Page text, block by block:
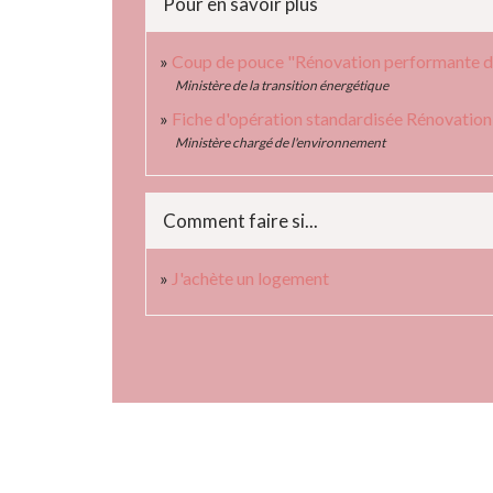
Coup de pouce "Rénovation performante
Ministère de la transition énergétique
Fiche d'opération standardisée
Ministère chargé de l'environnement
Comment faire si...
J'achète un logement